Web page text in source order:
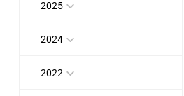
2025
2024
2022